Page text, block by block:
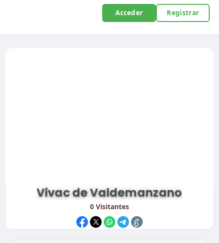
Acceder Registrar
Vivac de Valdemanzano
0Visitantes